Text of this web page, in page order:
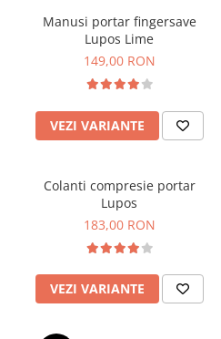
Manusi portar fingersave
Lupos Lime
149,00 RON
VEZI VARIANTE
Colanti compresie portar
Lupos
183,00 RON
VEZI VARIANTE